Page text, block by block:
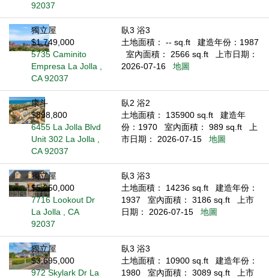
92037
獨立屋
$1,749,000
5735 Caminito
Empresa La Jolla ,
CA 92037
臥3 浴3
土地面積： -- sq.ft
建造年份：1987
室內面積： 2566 sq.ft
上市日期：
2026-07-16
地圖
康斗
$898,800
6455 La Jolla Blvd
Unit 302 La Jolla ,
CA 92037
臥2 浴2
土地面積： 135900 sq.ft
建造年
份：1970
室內面積： 989 sq.ft
上
市日期： 2026-07-15
地圖
獨立屋
$5,250,000
7716 Lookout Dr
La Jolla , CA
92037
臥3 浴3
土地面積： 14236 sq.ft
建造年份：
1937
室內面積： 3186 sq.ft
上市
日期： 2026-07-15
地圖
獨立屋
$3,695,000
972 Skylark Dr La
臥3 浴3
土地面積： 10900 sq.ft
建造年份：
1980
室內面積： 3089 sq.ft
上市